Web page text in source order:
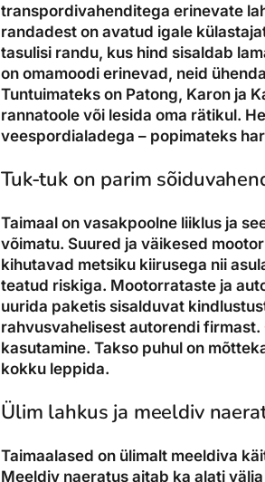
transpordivahenditega erinevate
randadest on avatud igale
tasulisi randu, kus hind sisaldab
on omamoodi erinevad, neid
Tuntuimateks on Patong, Karon ja
rannatoole või lesida oma rätikul.
veespordialadega – popimateks
Tuk-tuk on parim
Taimaal on vasakpoolne liiklus ja
võimatu. Suured ja väikesed
kihutavad metsiku kiirusega nii
teatud riskiga. Mootorrataste ja
uurida paketis sisalduvat
rahvusvahelisest autorendi
kasutamine. Takso puhul on
kokku leppida.
Ülim lahkus ja meeldiv
Taimaalased on ülimalt meeldiva
Meeldiv naeratus aitab ka alati